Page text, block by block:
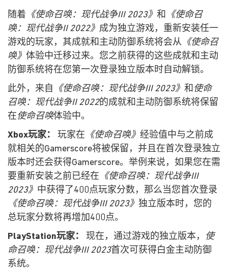
随着 《使命召唤：现代战争III 2023》 和
《使命召
唤：现代战争II 2022》 成为独立游戏，重新安装任一
游戏的玩家，其成就和主动防御系统将会从 《使命召
唤》 体验中迁移过来。您之前获得的这些成就和主动
防御系统将在您第一次登录独立版本时自动解锁。
此外，来自
《使命召唤：现代战争III 2023》 和 使命
召唤：现代战争II 2022的成就和主动防御系统将保留
在使命召唤体验中。
Xbox玩家：
玩家在 《使命召唤》 经验值中与之前成
就相关的Gamerscore将被保留，并且在首次登录独立
版本时还会获得Gamerscore。举例来说，如果您在需
要重新安装之前已经在 《使命召唤：现代战争III
2023》 中获得了400点玩家分数，那么当您首次登录
《使命召唤：现代战争III 2023》 独立版本时，您的
总玩家分数将再增加400点。
PlayStation玩家：
现在，通过游戏的独立版本，
使
命召唤：现代战争III 2023首次可获得白金主动防御
系统。